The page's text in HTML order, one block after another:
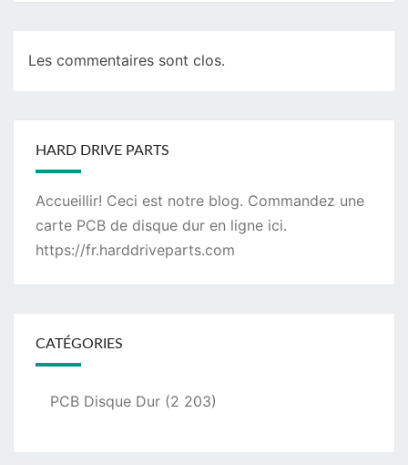
Les commentaires sont clos.
HARD DRIVE PARTS
Accueillir! Ceci est notre blog. Commandez une
carte PCB de disque dur en ligne ici.
https://fr.harddriveparts.com
CATÉGORIES
PCB Disque Dur (2 203)